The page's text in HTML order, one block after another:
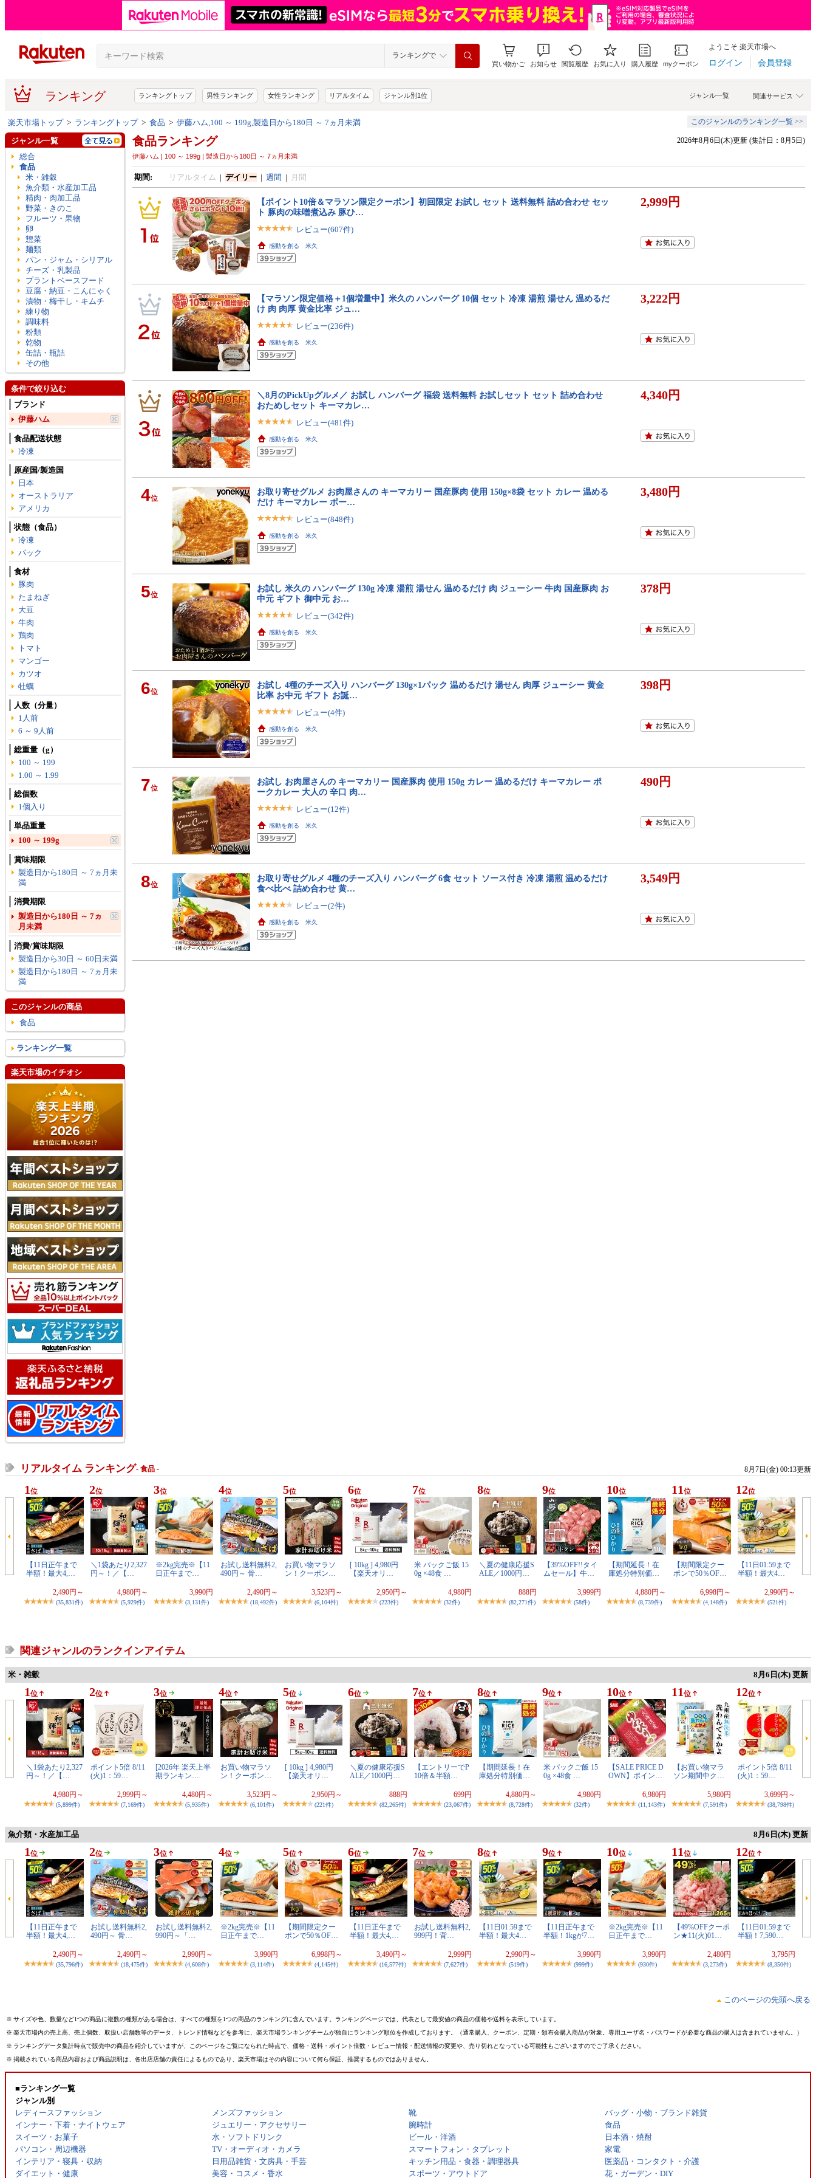
ランキングで
買い物かご お知らせ 閲覧履歴 お気に入り 購入履歴 myクーポン
ようこそ 楽天市場へ
ログイン 会員登録
ランキング 関連サービス
ジャンル一覧
ランキングトップ 男性ランキング 女性ランキング リアルタイム ジャンル別1位
楽天市場トップ> ランキングトップ> 食品 > 伊藤ハム,100 ～ 199g,製造日から180日 ～ 7ヵ月未満 このジャンルのランキング一覧 >>
食品ランキング
伊藤ハム | 100 ～ 199g | 製造日から180日 ～ 7ヵ月未満
2026年8月6日(木)更新 (集計日：8月5日)
期間: リアルタイム | デイリー| 週間 | 月間
【ポイント10倍＆マラソン限定クーポン】初回限定 お試し セット 送料無料 詰め合わせ セッ
ト 豚肉の味噌煮込み 豚ひ…
レビュー(607件)
感動を創る 米久
2,999円
【マラソン限定価格＋1個増量中】米久の ハンバーグ 10個 セット 冷凍 湯煎 湯せん 温めるだ
け 肉 肉厚 黄金比率 ジュ…
レビュー(236件)
感動を創る 米久
3,222円
＼8月のPickUpグルメ／ お試し ハンバーグ 福袋 送料無料 お試しセット セット 詰め合わせ
おためしセット キーマカレ…
レビュー(481件)
感動を創る 米久
4,340円
4位
お取り寄せグルメ お肉屋さんの キーマカリー 国産豚肉 使用 150g×8袋 セット カレー 温める
だけ キーマカレー ポー…
レビュー(848件)
感動を創る 米久
3,480円
5位
お試し 米久の ハンバーグ 130g 冷凍 湯煎 湯せん 温めるだけ 肉 ジューシー 牛肉 国産豚肉 お
中元 ギフト 御中元 お…
レビュー(342件)
感動を創る 米久
378円
6位
お試し 4種のチーズ入り ハンバーグ 130g×1パック 温めるだけ 湯せん 肉厚 ジューシー 黄金
比率 お中元 ギフト お誕…
レビュー(4件)
感動を創る 米久
398円
7位
お試し お肉屋さんの キーマカリー 国産豚肉 使用 150g カレー 温めるだけ キーマカレー ポ
ークカレー 大人の 辛口 肉…
レビュー(12件)
感動を創る 米久
490円
8位
お取り寄せグルメ 4種のチーズ入り ハンバーグ 6食 セット ソース付き 冷凍 湯煎 温めるだけ
食べ比べ 詰め合わせ 黄…
レビュー(2件)
感動を創る 米久
3,549円
ジャンル一覧
総合
食品
米・雑穀
魚介類・水産加工品
精肉・肉加工品
野菜・きのこ
フルーツ・果物
卵
惣菜
麺類
パン・ジャム・シリアル
チーズ・乳製品
プラントベースフード
豆腐・納豆・こんにゃく
漬物・梅干し・キムチ
練り物
調味料
粉類
乾物
缶詰・瓶詰
その他
条件で絞り込む
ブランド
伊藤ハム
食品配送状態
冷凍
原産国/製造国
日本
オーストラリア
アメリカ
状態（食品）
冷凍
パック
食材
豚肉
たまねぎ
大豆
牛肉
鶏肉
トマト
マンゴー
カツオ
牡蠣
人数（分量）
1人前
6 ～ 9人前
総重量（g）
100 ～ 199
1.00 ～ 1.99
総個数
1個入り
単品重量
100 ～ 199g
賞味期限
製造日から180日 ～ 7ヵ月未
満
消費期限
製造日から180日 ～ 7ヵ
月未満
消費/賞味期限
製造日から30日 ～ 60日未満
製造日から180日 ～ 7ヵ月未
満
このジャンルの商品
食品
ランキング一覧
楽天市場のイチオシ
リアルタイム ランキング- 食品 - 8月7日(金) 00:13更新
1 位
【11日正午まで
半額！最大4,…
2,490円～
(35,831件)
2位
＼1袋あたり2,327
円～！／【…
4,980円～
(5,929件)
3位
※2kg完売※【11
日正午まで…
3,990円
(3,131件)
4位
お試し送料無料2,
490円～ 骨…
2,490円～
(18,492件)
5位
お買い物マラソ
ン！クーポン…
3,523円～
(6,104件)
6位
[ 10kg ] 4,980円
【楽天オリ…
2,950円～
(223件)
7位
米 パックご飯 15
0g ×48食 …
4,980円
(32件)
8位
＼夏の健康応援S
ALE／1000円…
888円
(82,271件)
9位
【39%OFF!!タイ
ムセール】牛…
3,999円
(58件)
10位
【期間延長！在
庫処分特別価…
4,880円～
(8,739件)
11 位
【期間限定クー
ポンで50％OF…
6,998円～
(4,148件)
12位
【11日01:59まで
半額！最大4…
2,990円～
(521件)
関連ジャンルのランクインアイテム
米・雑穀 8月6日(木) 更新
1 位
＼1袋あたり2,327
円～！／【…
4,980円～
(5,899件)
2位
ポイント5倍 8/11
(火)1：59…
2,999円～
(7,169件)
3位
[2026年 楽天上半
期ランキン…
4,480円～
(5,935件)
4位
お買い物マラソ
ン！クーポン…
3,523円～
(6,101件)
5位
[ 10kg ] 4,980円
【楽天オリ…
2,950円～
(221件)
6位
＼夏の健康応援S
ALE／1000円…
888円
(82,265件)
7位
【エントリーでP
10倍＆半額…
699円
(23,067件)
8位
【期間延長！在
庫処分特別価…
4,880円～
(8,728件)
9位
米 パックご飯 15
0g ×48食 …
4,980円
(32件)
10位
【SALE PRICE D
OWN】ポイン…
6,980円
(11,143件)
11 位
【お買い物マラ
ソン期間中ク…
5,980円
(7,591件)
12位
ポイント5倍 8/11
(火)1：59…
3,699円～
(38,798件)
魚介類・水産加工品 8月6日(木) 更新
1 位
【11日正午まで
半額！最大4,…
2,490円～
(35,796件)
2位
お試し送料無料2,
490円～ 骨…
2,490円～
(18,475件)
3位
お試し送料無料2,
990円～「…
2,990円～
(4,608件)
4位
※2kg完売※【11
日正午まで…
3,990円
(3,114件)
5位
【期間限定クー
ポンで50％OF…
6,998円～
(4,145件)
6位
【11日正午まで
半額！最大4,…
3,490円～
(16,577件)
7位
お試し送料無料2,
999円！背…
2,999円
(7,627件)
8位
【11日01:59まで
半額！最大4…
2,990円～
(519件)
9位
【11日正午まで
半額！1kgが7…
3,990円
(999件)
10位
※2kg完売※【11
日正午まで…
3,990円
(930件)
11 位
【49%OFFクーポ
ン★11(火)01…
2,480円
(3,273件)
12位
【11日01:59まで
半額！7,590…
3,795円
(8,350件)
このページの先頭へ戻る
※ サイズや色、数量など1つの商品に複数の種類がある場合は、すべての種類を1つの商品のランキングに含んでいます。ランキングページでは、代表として最安値の商品の価格や送料を表示しています。
※ 楽天市場内の売上高、売上個数、取扱い店舗数等のデータ、トレンド情報などを参考に、楽天市場ランキングチームが独自にランキング順位を作成しております。（通常購入、クーポン、定期・頒布会購入商品が対象。専用ユーザ名・パスワードが必要な商品の購入は含まれていません。）
※ ランキングデータ集計時点で販売中の商品を紹介していますが、このページをご覧になられた時点で、価格・送料・ポイント倍数・レビュー情報・配送情報の変更や、売り切れとなっている可能性もございますのでご了承ください。
※ 掲載されている商品内容および商品説明は、各出店店舗の責任によるものであり、楽天市場はその内容について何ら保証、推奨するものではありません。
■ランキング一覧
ジャンル別
レディースファッション
メンズファッション 靴
バッグ・小物・ブランド雑貨
インナー・下着・ナイトウェア
ジュエリー・アクセサリー 腕時計
食品
スイーツ・お菓子
水・ソフトドリンク ビール・洋酒
日本酒・焼酎
パソコン・周辺機器
TV・オーディオ・カメラ スマートフォン・タブレット
家電
インテリア・寝具・収納
日用品雑貨・文房具・手芸 キッチン用品・食器・調理器具
医薬品・コンタクト・介護
ダイエット・健康
美容・コスメ・香水 スポーツ・アウトドア 花・ガーデン・DIY